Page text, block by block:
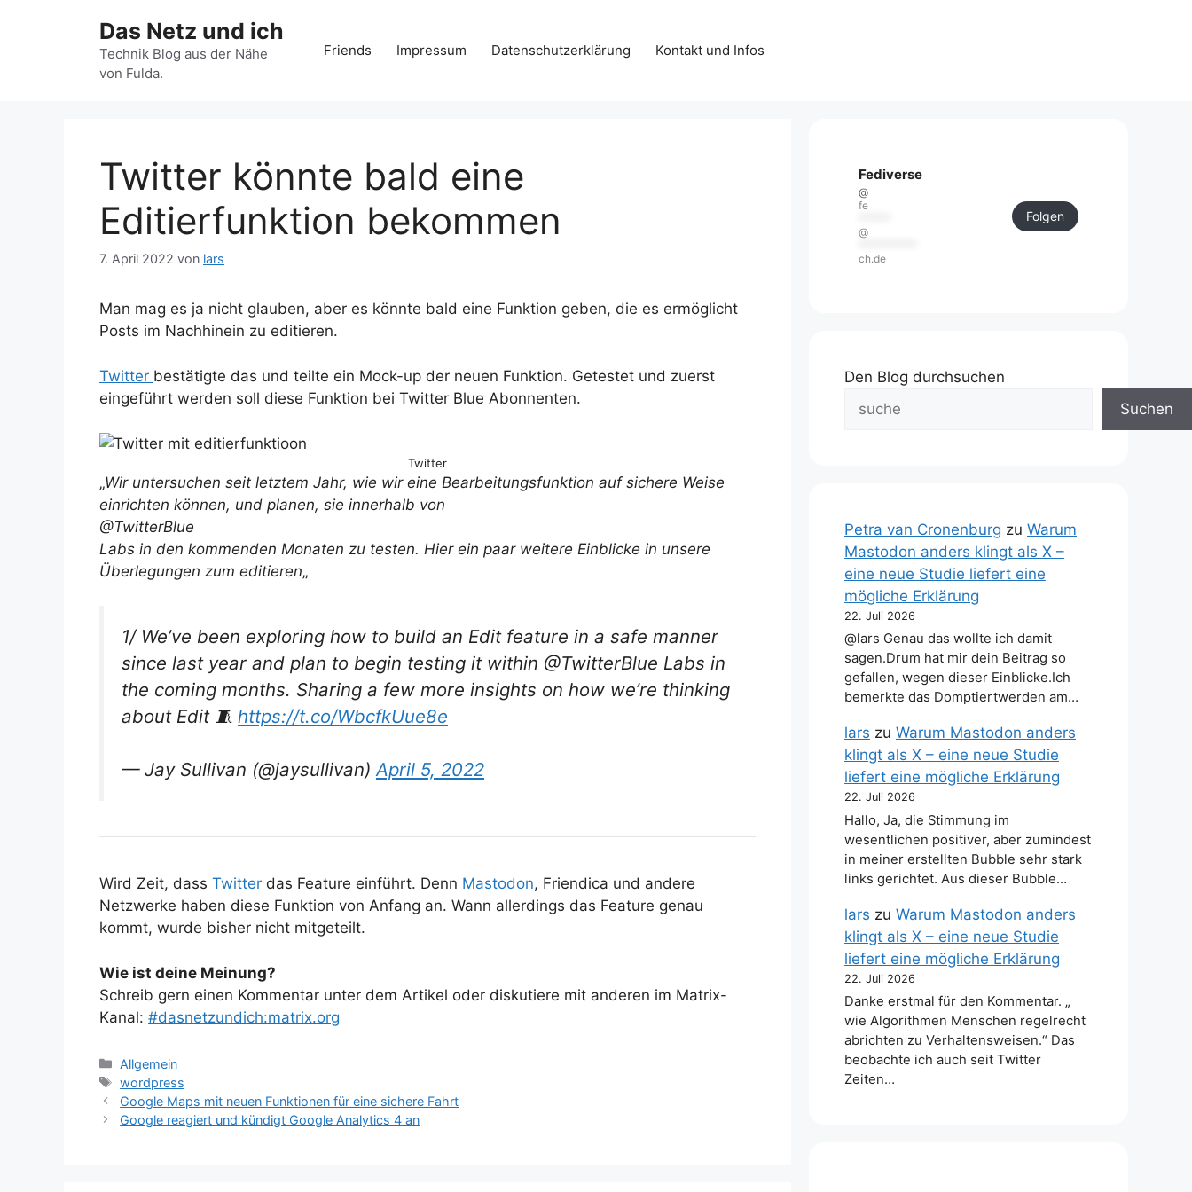
Das Netz und ich
Technik Blog aus der Nähe
von Fulda.
Friends Impressum Datenschutzerklärung Kontakt und Infos
Twitter könnte bald eine
Editierfunktion bekommen
7. April 2022 von lars
Man mag es ja nicht glauben, aber es könnte bald eine Funktion geben, die es ermöglicht
Posts im Nachhinein zu editieren.
Twitter bestätigte das und teilte ein Mock-up der neuen Funktion. Getestet und zuerst
eingeführt werden soll diese Funktion bei Twitter Blue Abonnenten.
Twitter
„Wir untersuchen seit letztem Jahr, wie wir eine Bearbeitungsfunktion auf sichere Weise
einrichten können, und planen, sie innerhalb von
@TwitterBlue
Labs in den kommenden Monaten zu testen. Hier ein paar weitere Einblicke in unsere
Überlegungen zum editieren„
1/ We’ve been exploring how to build an Edit feature in a safe manner
since last year and plan to begin testing it within @TwitterBlue Labs in
the coming months. Sharing a few more insights on how we’re thinking
about Edit 🧵 https://t.co/WbcfkUue8e
— Jay Sullivan (@jaysullivan)April 5, 2022
Wird Zeit, dass Twitter das Feature einführt. Denn Mastodon, Friendica und andere
Netzwerke haben diese Funktion von Anfang an. Wann allerdings das Feature genau
kommt, wurde bisher nicht mitgeteilt.
Wie ist deine Meinung?
Schreib gern einen Kommentar unter dem Artikel oder diskutiere mit anderen im Matrix-
Kanal: #dasnetzundich:matrix.org
Kategorien
Allgemein
Schlagwörter
wordpress
Google Maps mit neuen Funktionen für eine sichere Fahrt
Google reagiert und kündigt Google Analytics 4 an
Fediverse
@
fe
@
ch.de
Folgen
Den Blog durchsuchen
Suchen
Petra van Cronenburg zu Warum
Mastodon anders klingt als X –
eine neue Studie liefert eine
mögliche Erklärung
22. Juli 2026
@lars Genau das wollte ich damit
sagen.Drum hat mir dein Beitrag so
gefallen, wegen dieser Einblicke.Ich
bemerkte das Domptiertwerden am…
lars zu Warum Mastodon anders
klingt als X – eine neue Studie
liefert eine mögliche Erklärung
22. Juli 2026
Hallo, Ja, die Stimmung im
wesentlichen positiver, aber zumindest
in meiner erstellten Bubble sehr stark
links gerichtet. Aus dieser Bubble…
lars zu Warum Mastodon anders
klingt als X – eine neue Studie
liefert eine mögliche Erklärung
22. Juli 2026
Danke erstmal für den Kommentar. „
wie Algorithmen Menschen regelrecht
abrichten zu Verhaltensweisen.“ Das
beobachte ich auch seit Twitter
Zeiten…